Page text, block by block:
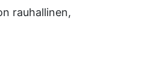
rauhallinen,